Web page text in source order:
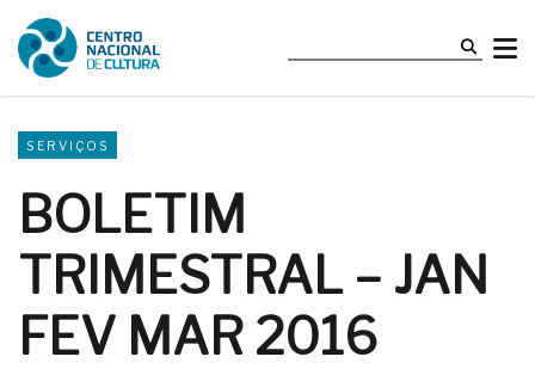
SERVIÇOS
BOLETIM
TRIMESTRAL – JAN
FEV MAR 2016